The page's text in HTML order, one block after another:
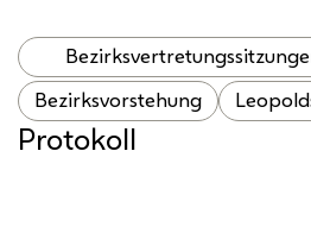
Bezirksvorstehung
Protokoll